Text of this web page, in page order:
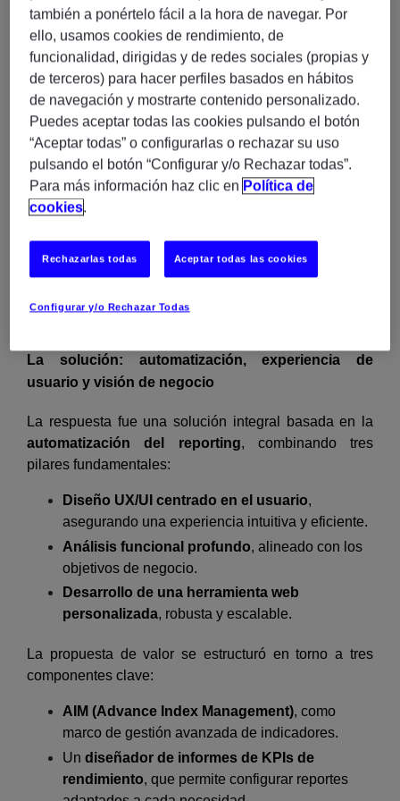
una visión global y coherente del negocio,
especialmente en un área crítica como Recursos
Humanos.
El objetivo era claro: centralizar y homogeneizar
toda la información corporativa en un Data
Warehouse único
, proporcionando un acceso
y unificado a los datos
. Además, era imprescindible
integrar distintas fuentes y garantizar una visualización
coherente y personalizada de
KPIs e informes
cada perfil de usuario.
No se trataba únicamente de implantar una
herramienta tecnológica, sino de redefinir la manera
La solución: automatización, experiencia de
usuario y visión de negocio
La respuesta fue una solución integral basada en la
automatización del reporting, combinando tres
pilares fundamentales:
Diseño UX/UI centrado en el usuario,
asegurando una experiencia intuitiva y eficiente.
Análisis funcional profundo, alineado con los
objetivos de negocio.
Desarrollo de una herramienta web
personalizada, robusta y escalable.
La propuesta de valor se estructuró en torno a tres
componentes clave:
AIM (Advance Index Management), como
marco de gestión avanzada de indicadores.
Un diseñador de informes de KPIs de
rendimiento, que permite configurar reportes
también a ponértelo fácil a la hora de navegar. Por
ello, usamos cookies de rendimiento, de
funcionalidad, dirigidas y de redes sociales (propias y
de terceros) para hacer perfiles basados en hábitos
de navegación y mostrarte contenido personalizado.
Puedes aceptar todas las cookies pulsando el botón
“Aceptar todas” o configurarlas o rechazar su uso
pulsando el botón “Configurar y/o Rechazar todas”.
Para más información haz clic en Política de
cookies.
Configurar y/o Rechazar Todas
Rechazarlas todas Aceptar todas las cookies